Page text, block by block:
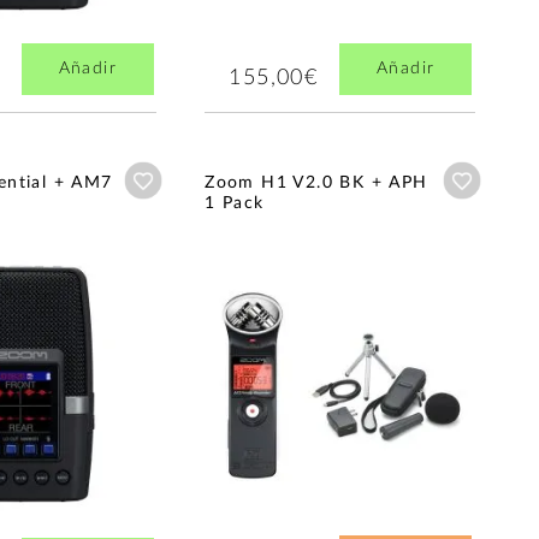
Añadir 155,00€ Añadir
+ AM7 Añadir a wishlist
Zoom H1 V2.0 BK + APH
1 Pack